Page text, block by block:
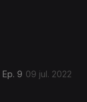
Ep. 9 09 jul. 2022